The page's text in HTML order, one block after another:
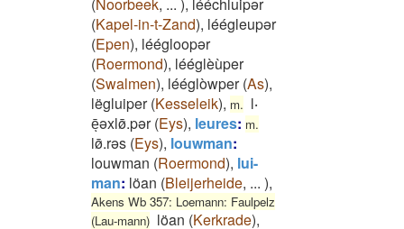
(Kapel-in-t-Zand), léégleupər
(Epen), léégloopər
(Roermond), lééglèùper
(Swalmen), lééglòwper(As),
lëgluiper(Kesseleik), m. l‧
ēͅəxlø̄.pər(Eys), leures: m.
lø̄.rəs (Eys), louwman:
louwman (Roermond), lui-
man: löan (Bleijerheide, ... ),
Akens Wb 357: Loemann: Faulpelz
(Lau-mann) löan (Kerkrade),